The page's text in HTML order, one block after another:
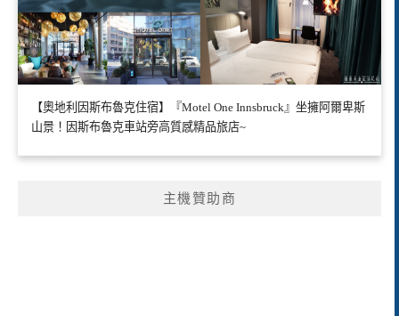
【奧地利因斯布魯克住宿】『Motel One Innsbruck』坐擁阿爾卑斯
山景！因斯布魯克車站旁高質感精品旅店~
主機贊助商